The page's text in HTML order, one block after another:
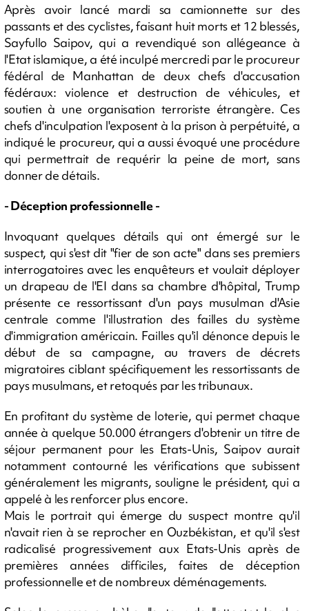
Après avoir lancé mardi sa camionnette sur des
passants et des cyclistes, faisant huit morts et 12 blessés,
Sayfullo Saipov, qui a revendiqué son allégeance à
l'Etat islamique, a été inculpé mercredi par le procureur
fédéral de Manhattan de deux chefs d'accusation
fédéraux: violence et destruction de véhicules, et
soutien à une organisation terroriste étrangère. Ces
chefs d'inculpation l'exposent à la prison à perpétuité, a
indiqué le procureur, qui a aussi évoqué une procédure
qui permettrait de requérir la peine de mort, sans
donner de détails.
- Déception professionnelle -
Invoquant quelques détails qui ont émergé sur le
suspect, qui s'est dit "fier de son acte" dans ses premiers
interrogatoires avec les enquêteurs et voulait déployer
un drapeau de l'EI dans sa chambre d'hôpital, Trump
présente ce ressortissant d'un pays musulman d'Asie
centrale comme l'illustration des failles du système
d'immigration américain. Failles qu'il dénonce depuis le
début de sa campagne, au travers de décrets
migratoires ciblant spécifiquement les ressortissants de
pays musulmans, et retoqués par les tribunaux.
En profitant du système de loterie, qui permet chaque
année à quelque 50.000 étrangers d'obtenir un titre de
séjour permanent pour les Etats-Unis, Saipov aurait
notamment contourné les vérifications que subissent
généralement les migrants, souligne le président, qui a
appelé à les renforcer plus encore.
Mais le portrait qui émerge du suspect montre qu'il
n'avait rien à se reprocher en Ouzbékistan, et qu'il s'est
radicalisé progressivement aux Etats-Unis après de
premières années difficiles, faites de déception
professionnelle et de nombreux déménagements.